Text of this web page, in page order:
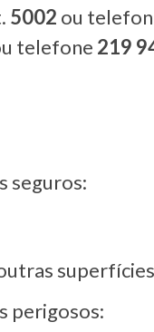
5002 ou
telefone 219
seguros:
perigosos: